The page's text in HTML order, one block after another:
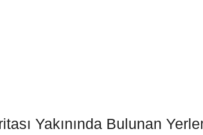
Yakınında Bulunan